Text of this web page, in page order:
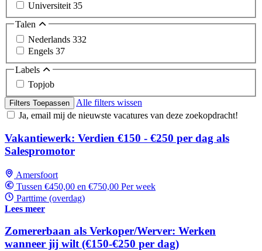
Universiteit 35
Talen
Nederlands 332
Engels 37
Labels
Topjob
Filters Toepassen
Alle filters wissen
Ja, email mij de nieuwste vacatures van deze zoekopdracht!
Vakantiewerk: Verdien €150 - €250 per dag als
Salespromotor
Amersfoort
Tussen €450,00 en €750,00 Per week
Parttime (overdag)
Lees meer
Zomererbaan als Verkoper/Werver: Werken
wanneer jij wilt (€150-€250 per dag)